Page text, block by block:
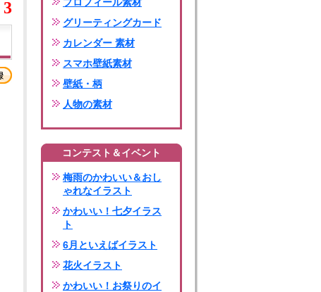
3
グリーティングカード
カレンダー 素材
スマホ壁紙素材
壁紙・柄
人物の素材
コンテスト＆イベント
梅雨のかわいい＆おし
ゃれなイラスト
かわいい！七夕イラス
ト
6月といえばイラスト
花火イラスト
かわいい！お祭りのイ